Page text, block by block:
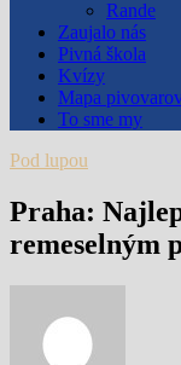
Rande
Zaujalo nás
Pivná škola
Kvízy
Mapa
To sme my
Pod lupou
Praha:
remeselným